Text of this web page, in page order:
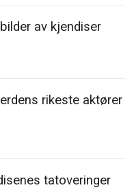
av kjendiser
rikeste aktører
tatoveringer